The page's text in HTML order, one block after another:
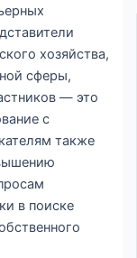
хозяйства,
сферы,
— это
с
также
в поиске